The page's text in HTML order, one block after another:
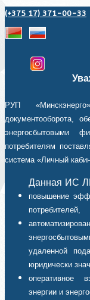
(+375 17) 371-00-33
РУП
документооборота,
энергосбытовыми
потребителям
система «Личный
Данная ИС
повышение
потребителей,
удаленной
юридически
оперативное
энергии и